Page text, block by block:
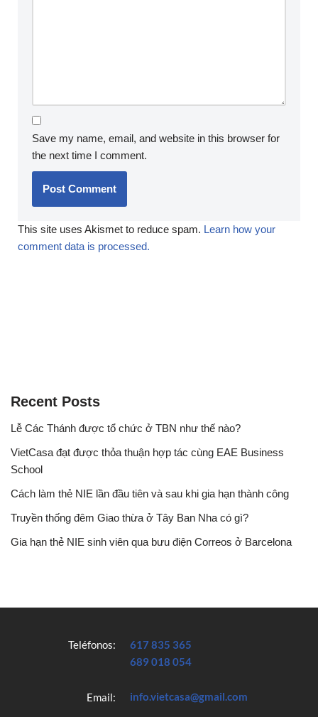
Save my name, email, and website in this browser for
the next time I comment.
This site uses Akismet to reduce spam. Learn how your
comment data is processed.
Recent Posts
Lễ Các Thánh được tổ chức ở TBN như thế nào?
VietCasa đạt được thỏa thuận hợp tác cùng EAE Business
School
Cách làm thẻ NIE lần đầu tiên và sau khi gia hạn thành công
Truyền thống đêm Giao thừa ở Tây Ban Nha có gì?
Gia hạn thẻ NIE sinh viên qua bưu điện Correos ở Barcelona
Teléfonos:
Email:
617 835 365
689 018 054
info.vietcasa@gmail.com